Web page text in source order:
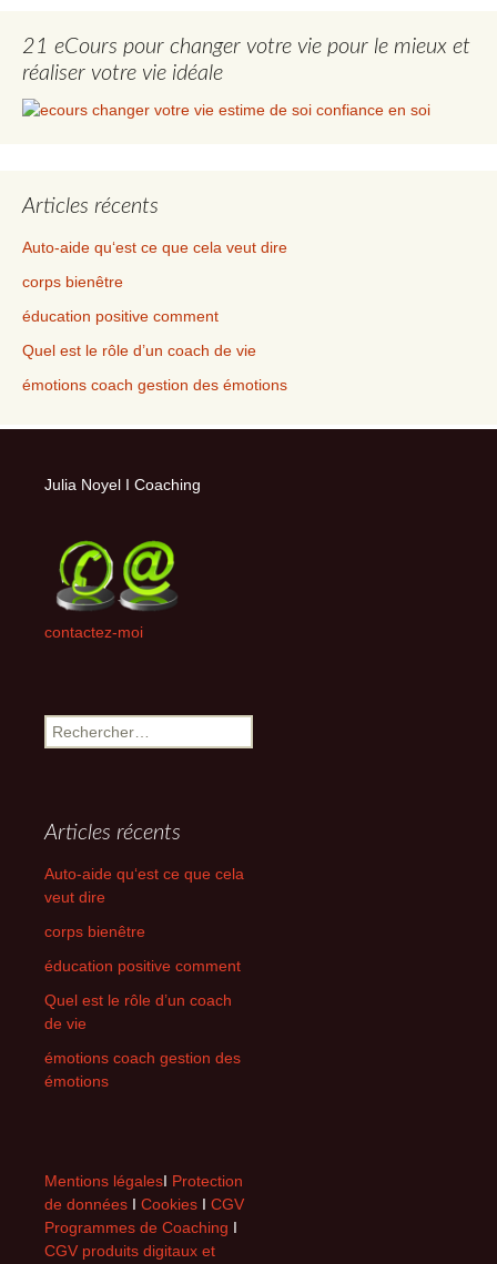
21 eCours pour changer votre vie pour le mieux et
réaliser votre vie idéale
Articles récents
Auto-aide qu‘est ce que cela veut dire
corps bienêtre
éducation positive comment
Quel est le rôle d’un coach de vie
émotions coach gestion des émotions
Julia Noyel I Coaching
contactez-moi
Rechercher :
Articles récents
Auto-aide qu‘est ce que cela
veut dire
corps bienêtre
éducation positive comment
Quel est le rôle d’un coach
de vie
émotions coach gestion des
émotions
Mentions légalesI Protection
de données I Cookies I CGV
Programmes de Coaching I
CGV produits digitaux et